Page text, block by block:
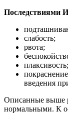
Последствиями
слабость;
рвота;
плаксивость;
введения
Описанные выше
нормальными. К